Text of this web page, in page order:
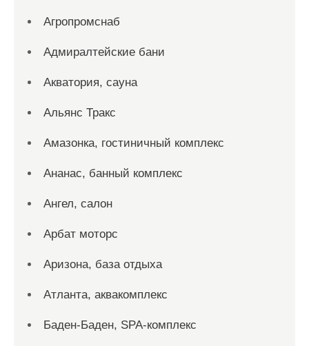
Агропромснаб
Адмиралтейские бани
Акватория, сауна
Альянс Тракс
Амазонка, гостиничный комплекс
Ананас, банный комплекс
Ангел, салон
Арбат моторс
Аризона, база отдыха
Атланта, аквакомплекс
Баден-Баден, SPA-комплекс